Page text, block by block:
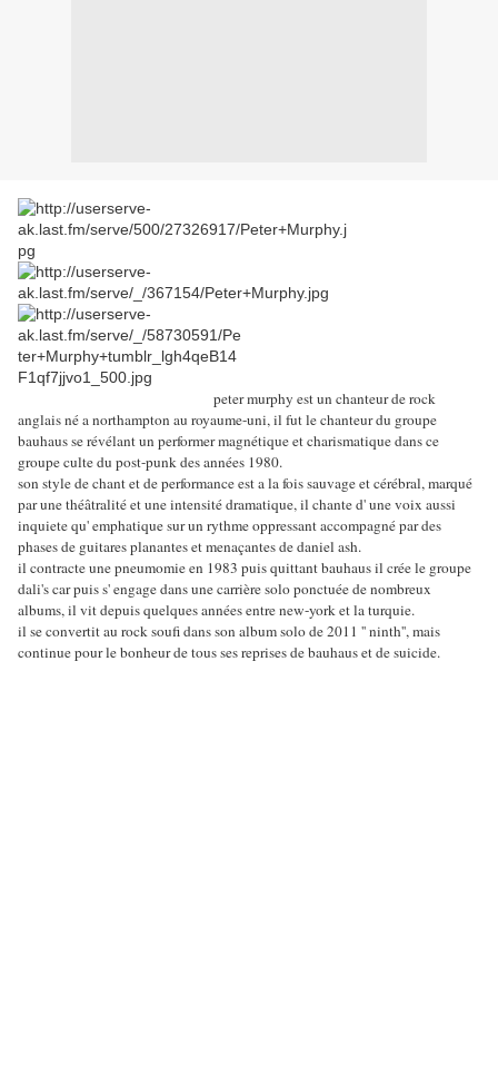
peter murphy est un chanteur de rock
anglais né a northampton au royaume-uni, il fut le chanteur du groupe
bauhaus se révélant un performer magnétique et charismatique dans ce
groupe culte du post-punk des années 1980.
son style de chant et de performance est a la fois sauvage et cérébral, marqué
par une théâtralité et une intensité dramatique, il chante d' une voix aussi
inquiete qu' emphatique sur un rythme oppressant accompagné par des
phases de guitares planantes et menaçantes de daniel ash.
il contracte une pneumomie en 1983 puis quittant bauhaus il crée le groupe
dali's car puis s' engage dans une carrière solo ponctuée de nombreux
albums, il vit depuis quelques années entre new-york et la turquie.
il se convertit au rock soufi dans son album solo de 2011 '' ninth'', mais
continue pour le bonheur de tous ses reprises de bauhaus et de suicide.